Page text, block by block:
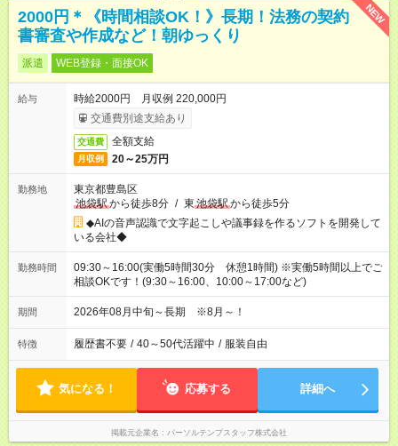
NEW
2000円＊《時間相談OK！》長期！法務の契約
書審査や作成など！朝ゆっくり
派遣 WEB登録・面接OK
給与
時給2000円 月収例 220,000円
交通費別途支給あり
交通費 全額支給
月収例 20～25万円
勤務地
東京都豊島区
池袋駅から徒歩8分 / 東 池袋駅から徒歩5分
◆AIの音声認識で文字起こしや議事録を作るソフトを開発して
いる会社◆
勤務時間
09:30～16:00(実働5時間30分 休憩1時間) ※実働5時間以上でご
相談OKです！(9:30～16:00、10:00～17:00など)
期間 2026年08月中旬～長期 ※8月～！
特徴 履歴書不要 / 40～50代活躍中 / 服装自由
気になる！ 応募する 詳細へ
掲載元企業名 パーソルテンプスタッフ株式会社